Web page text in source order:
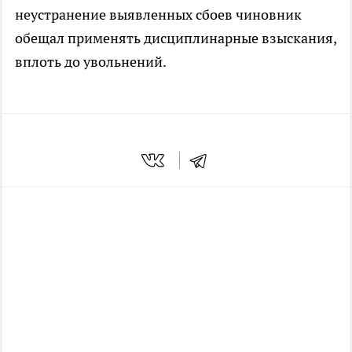
неустранение выявленных сбоев чиновник
обещал применять дисциплинарные взыскания,
вплоть до увольнений.